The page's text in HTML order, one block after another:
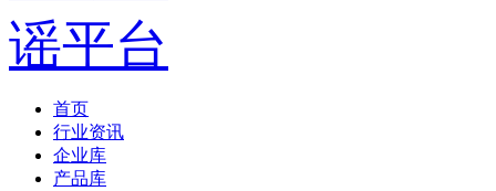
首页
行业资讯
企业库
产品库